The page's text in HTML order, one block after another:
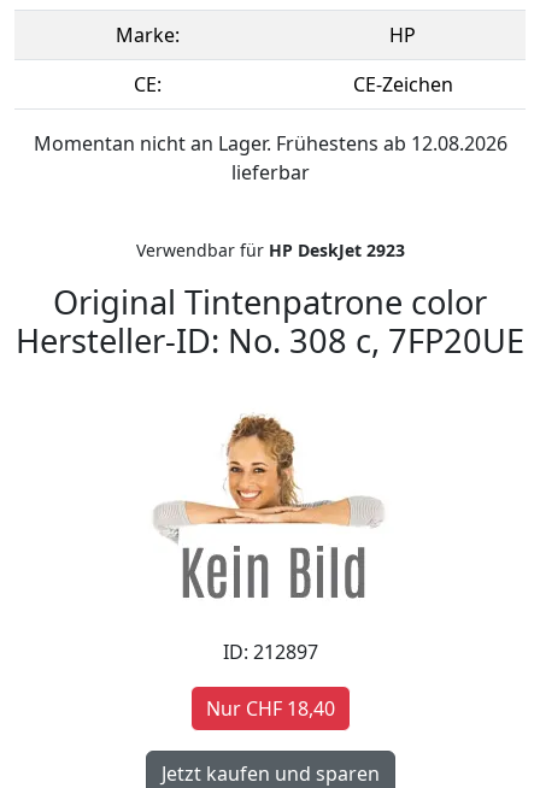
Marke:
HP
CE:
CE-Zeichen
Momentan nicht an Lager. Frühestens ab 12.08.2026
lieferbar
Verwendbar für HP DeskJet 2923
Original Tintenpatrone color
Hersteller-ID: No. 308 c, 7FP20UE
ID: 212897
Nur CHF 18,40